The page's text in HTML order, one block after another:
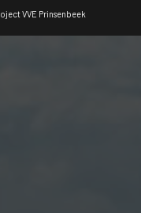
VVE Prinsenbeek